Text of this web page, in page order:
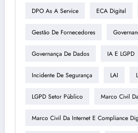
DPO As A Service ECA Digital
Gestão De Fornecedores
Governança De Dados IA E LGPD
Incidente De Segurança LAI
LGPD Setor Público Marco Civil
Marco Civil Da Internet E Compliance